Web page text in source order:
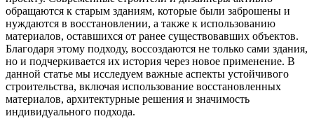
обращаются к старым зданиям, которые были заброшены и
нуждаются в восстановлении, а также к использованию
материалов, оставшихся от ранее существовавших объектов.
Благодаря этому подходу, воссоздаются не только сами здания,
но и подчеркивается их история через новое применение. В
данной статье мы исследуем важные аспекты устойчивого
строительства, включая использование восстановленных
материалов, архитектурные решения и значимость
индивидуального подхода.